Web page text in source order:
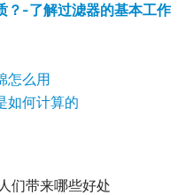
？-了解过滤器的基本工作
怎么用
如何计算的
们带来哪些好处